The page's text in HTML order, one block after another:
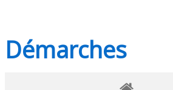
Démarches